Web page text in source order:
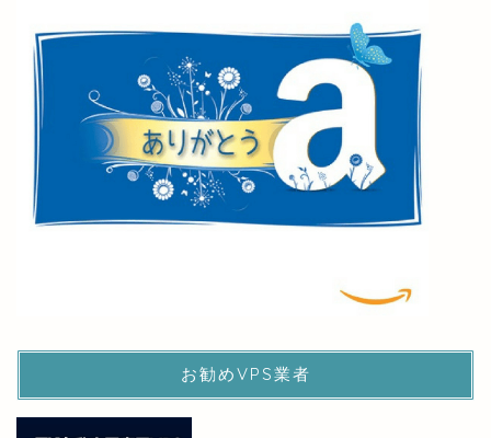
お勧めVPS業者